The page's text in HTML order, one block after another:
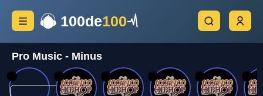
100de100
Pro Music - Minus